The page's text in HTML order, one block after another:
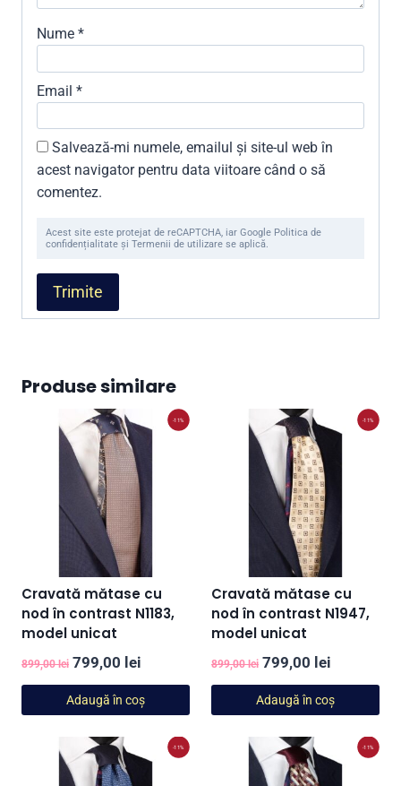
Nume *
Email *
Salvează-mi numele, emailul și site-ul web în
acest navigator pentru data viitoare când o să
comentez.
Acest site este protejat de reCAPTCHA, iar Google Politica de
confidențialitate și Termenii de utilizare se aplică.
Produse similare
-11%
Cravată mătase cu
nod în contrast N1183,
model unicat
899,00lei Prețul
inițial
a
fost:
899,00 lei.
799,00 lei
curent
este:
799,00 lei.
Adaugă în coș
-11%
Cravată mătase cu
nod în contrast N1947,
model unicat
899,00lei Prețul
inițial
a
fost:
899,00 lei.
799,00 lei
curent
este:
799,00
Adaugă în coș
-11% -11%